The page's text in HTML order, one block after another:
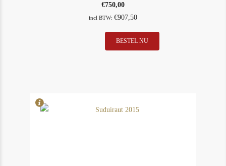
€750,00
incl BTW: €907,50
BESTEL NU